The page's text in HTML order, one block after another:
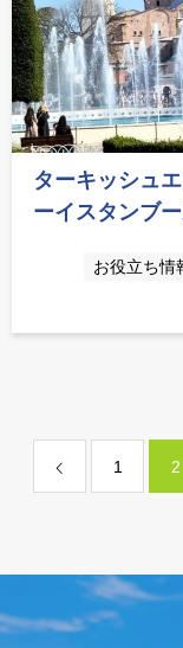
ターキッシュ
ーイスタンブ
お役立ち情
1 2